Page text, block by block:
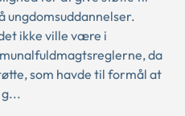
ikke ville være i
da
som havde til formål at